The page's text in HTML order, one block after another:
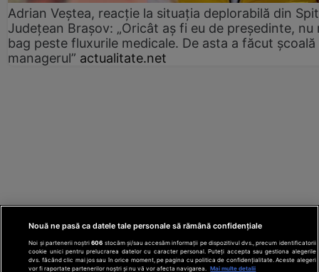
Adrian Veștea, reacție la situația deplorabilă din
Județean Brașov: „Oricât aș fi eu de președinte, nu
bag peste fluxurile medicale. De asta a făcut școală
managerul” actualitate.net
Nouă ne pasă ca datele tale personale să rămână confidențiale
Noi și partenerii noștri606 stocăm și/sau accesăm informații pe dispozitivul dvs., precum identificatorii
cookie unici pentru prelucrarea datelor cu caracter personal. Puteți accepta sau gestiona alegerile
dvs. făcând clic mai jos sau în orice moment, pe pagina cu politica de confidențialitate. Aceste alegeri
vor fi raportate partenerilor noștri și nu vă vor afecta navigarea.
Mai multe detalii